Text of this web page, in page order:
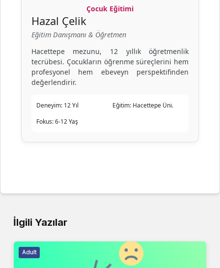
Çocuk Eğitimi
Hazal Çelik
Eğitim Danışmanı & Öğretmen
Hacettepe mezunu, 12 yıllık öğretmenlik
tecrübesi. Çocukların öğrenme süreçlerini hem
profesyonel hem ebeveyn perspektifinden
değerlendirir.
Deneyim:12 Yıl Eğitim: Hacettepe Üni.
Fokus:6-12 Yaş
İlgili Yazılar
Adult